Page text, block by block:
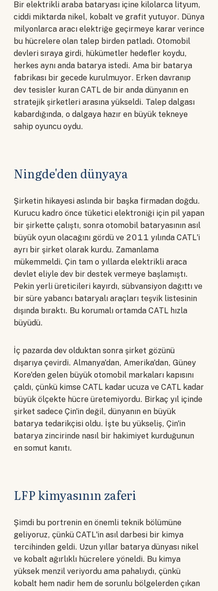
Bir elektrikli araba bataryası içine kilolarca lityum,
ciddi miktarda nikel, kobalt ve grafit yutuyor. Dünya
milyonlarca aracı elektriğe geçirmeye karar verince
bu hücrelere olan talep birden patladı. Otomobil
devleri sıraya girdi, hükümetler hedefler koydu,
herkes aynı anda batarya istedi. Ama bir batarya
fabrikası bir gecede kurulmuyor. Erken davranıp
dev tesisler kuran CATL de bir anda dünyanın en
stratejik şirketleri arasına yükseldi. Talep dalgası
kabardığında, o dalgaya hazır en büyük tekneye
sahip oyuncu oydu.
Ningde'den dünyaya
Şirketin hikayesi aslında bir başka firmadan doğdu.
Kurucu kadro önce tüketici elektroniği için pil yapan
bir şirkette çalıştı, sonra otomobil bataryasının asıl
büyük oyun olacağını gördü ve 2011 yılında CATL'i
ayrı bir şirket olarak kurdu. Zamanlama
mükemmeldi. Çin tam o yıllarda elektrikli araca
devlet eliyle dev bir destek vermeye başlamıştı.
Pekin yerli üreticileri kayırdı, sübvansiyon dağıttı ve
bir süre yabancı bataryalı araçları teşvik listesinin
dışında bıraktı. Bu korumalı ortamda CATL hızla
büyüdü.
İç pazarda dev olduktan sonra şirket gözünü
dışarıya çevirdi. Almanya'dan, Amerika'dan, Güney
Kore'den gelen büyük otomobil markaları kapısını
çaldı, çünkü kimse CATL kadar ucuza ve CATL kadar
büyük ölçekte hücre üretemiyordu. Birkaç yıl içinde
şirket sadece Çin'in değil, dünyanın en büyük
batarya tedarikçisi oldu. İşte bu yükseliş, Çin'in
batarya zincirinde nasıl bir hakimiyet kurduğunun
en somut kanıtı.
LFP kimyasının zaferi
Şimdi bu portrenin en önemli teknik bölümüne
geliyoruz, çünkü CATL'in asıl darbesi bir kimya
tercihinden geldi. Uzun yıllar batarya dünyası nikel
ve kobalt ağırlıklı hücrelere yöneldi. Bu kimya
yüksek menzil veriyordu ama pahalıydı, çünkü
kobalt hem nadir hem de sorunlu bölgelerden çıkan